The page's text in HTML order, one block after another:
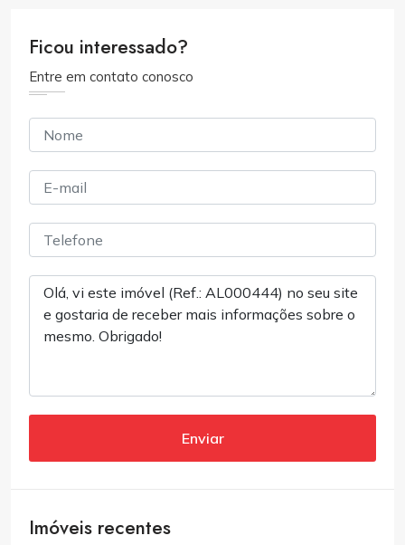
Ficou interessado?
Entre em contato conosco
Enviar
Imóveis recentes